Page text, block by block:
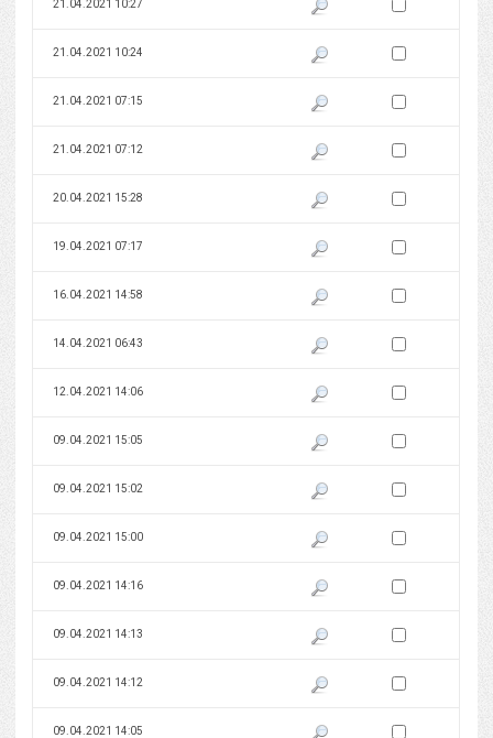
21.04.2021 10:27 Pokaż podgląd wersji z dnia
Zaznacz wersję do
21.04.2021 10:24 Pokaż podgląd wersji z dnia
Zaznacz wersję do
21.04.2021 07:15 Pokaż podgląd wersji z dnia
Zaznacz wersję do
21.04.2021 07:12 Pokaż podgląd wersji z dnia
Zaznacz wersję do
20.04.2021 15:28 Pokaż podgląd wersji z dnia
Zaznacz wersję do
19.04.2021 07:17 Pokaż podgląd wersji z dnia
Zaznacz wersję do
16.04.2021 14:58 Pokaż podgląd wersji z dnia
Zaznacz wersję do
14.04.2021 06:43 Pokaż podgląd wersji z dnia
Zaznacz wersję do
12.04.2021 14:06 Pokaż podgląd wersji z dnia
Zaznacz wersję do
09.04.2021 15:05 Pokaż podgląd wersji z dnia
Zaznacz wersję do
09.04.2021 15:02 Pokaż podgląd wersji z dnia
Zaznacz wersję do
09.04.2021 15:00 Pokaż podgląd wersji z dnia
Zaznacz wersję do
09.04.2021 14:16 Pokaż podgląd wersji z dnia
Zaznacz wersję do
09.04.2021 14:13 Pokaż podgląd wersji z dnia
Zaznacz wersję do
09.04.2021 14:12 Pokaż podgląd wersji z dnia
Zaznacz wersję do
09.04.2021 14:05 Pokaż podgląd wersji z dnia
Zaznacz wersję do